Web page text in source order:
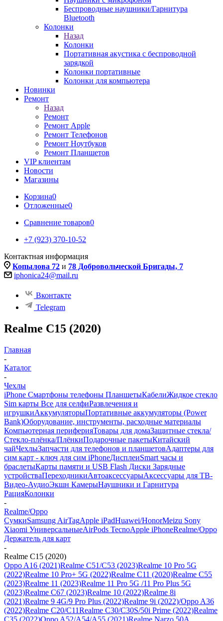
Беспроводные наушники/Гарнитура
Bluetooth
Колонки
Назад
Колонки
Портативная акустика с беспроводной
зарядкой
Колонки портативные
Колонки для компьютера
Новинки
Ремонт
Назад
Ремонт
Ремонт Apple
Ремонт Телефонов
Ремонт Ноутбуков
Ремонт Планшетов
VIP клиентам
Новости
Магазины
Корзина0
Отложенные0
Сравнение товаров0
+7 (923) 370-10-52
Контактная информация
Копылова 72 и 78 Добровольческой Бригады, 7
iphonica24@mail.ru
Вконтакте
Telegram
Realme C15 (2020)
Главная
-
Каталог
-
Чехлы
iPhone Смартфоны телефоны ПланшетыКабелиЖидкое стекло
Sim карты Все для селфиРазвлечения и
игрушкиАккумуляторыПортативные аккумуляторы (Power
Bank)Оборудование, инструменты, расходные материалы
Компьютерная периферияТовары для домаЗащитные стекла/
Стекло-плёнка/ПлёнкиПодарочные пакетыКитайский
чайЧехлыЗапчасти для телефонов и планшетовАдаптеры для
сим карт - ключ для сим iPhoneДисплеиSmart часы и
браслетыКарты памяти и USB Flash Диски Зарядные
устройстваПереходникиАвтоаксессуарыАксессуары для ТВ-
Видео-АудиоЭкшн КамерыНаушники и Гарнитура
РацияКолонки
-
Realme/Oppo
СумкиSamsung AirTagApple iPadHuawei/HonorMeizu Sony
Xiaomi УниверсальныеAirPods TecnoApple iPhoneRealme/Oppo
Держатель для карт
-
Realme C15 (2020)
Oppo A16 (2021)Realme C51/C53 (2023)Realme 10 Pro 5G
(2022)Realme 10 Pro+ 5G (2022)Realme C11 (2020)Realme C55
(2023)Realme 11 (2023)Realme 11 Pro 5G /11 Pro Plus 5G
(2023)Realme C67 (2023)Realme 10 (2022)Realme 8i
(2021)Realme 9 4G/9 Pro Plus (2022)Realme 9i (2022)/Oppo A36
(2022)Realme C20/C11Realme C30/C30S/50i Prime (2022)Realme
C35 (2022)Oppo A52/A54/A55 (2021)Realme Narzo 50A